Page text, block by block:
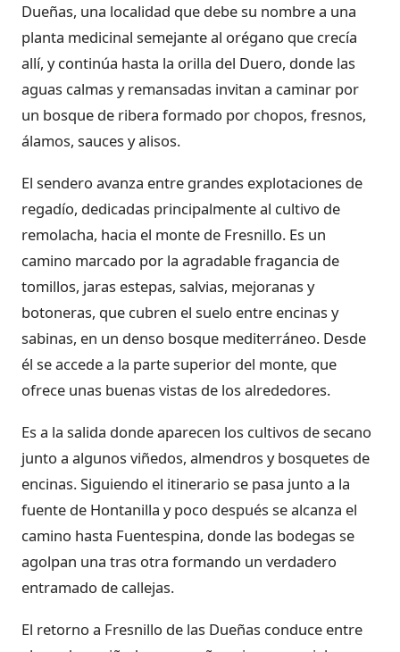
Dueñas, una localidad que debe su nombre a una
planta medicinal semejante al orégano que crecía
allí, y continúa hasta la orilla del Duero, donde las
aguas calmas y remansadas invitan a caminar por
un bosque de ribera formado por chopos, fresnos,
álamos, sauces y alisos.
El sendero avanza entre grandes explotaciones de
regadío, dedicadas principalmente al cultivo de
remolacha, hacia el monte de Fresnillo. Es un
camino marcado por la agradable fragancia de
tomillos, jaras estepas, salvias, mejoranas y
botoneras, que cubren el suelo entre encinas y
sabinas, en un denso bosque mediterráneo. Desde
él se accede a la parte superior del monte, que
ofrece unas buenas vistas de los alrededores.
Es a la salida donde aparecen los cultivos de secano
junto a algunos viñedos, almendros y bosquetes de
encinas. Siguiendo el itinerario se pasa junto a la
fuente de Hontanilla y poco después se alcanza el
camino hasta Fuentespina, donde las bodegas se
agolpan una tras otra formando un verdadero
entramado de callejas.
El retorno a Fresnillo de las Dueñas conduce entre